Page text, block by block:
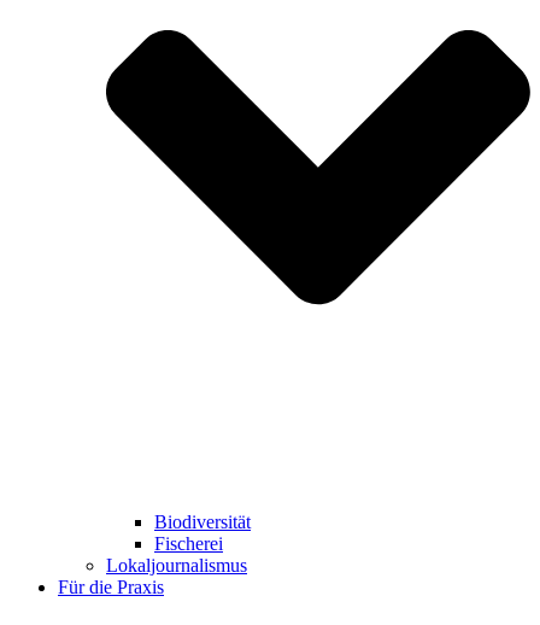
Biodiversität
Fischerei
Lokaljournalismus
Für die Praxis